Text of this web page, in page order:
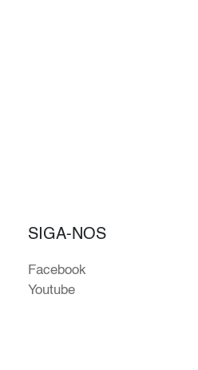
SIGA-NOS
Facebook
Youtube